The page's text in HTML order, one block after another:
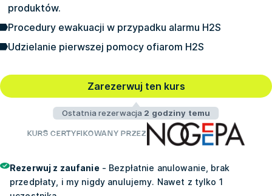
produktów.
Procedury ewakuacji w przypadku alarmu H2S
Udzielanie pierwszej pomocy ofiarom H2S
Zarezerwuj ten kurs
Ostatnia rezerwacja 2 godziny temu
KURS CERTYFIKOWANY PRZEZ
Rezerwuj z zaufanie- Bezpłatnie anulowanie, brak
przedpłaty, i my nigdy anulujemy. Nawet z tylko 1